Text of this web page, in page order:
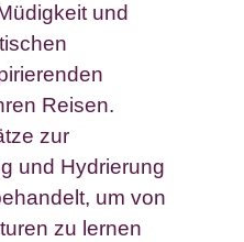
und
Reisen.
zur
und Hydrierung
um von
zu lernen